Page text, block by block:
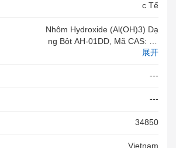
C Tế
Nhôm Hydroxide (Al(OH)3) Dạ
Ng Bột AH-01DD, Mã CAS: 21
645-51-2, Hãng Luoyang Zho
O Ôn Cao Su Xốp Cách Âm C
Hàng Mới 100%
展开
---
---
34850
Vietnam